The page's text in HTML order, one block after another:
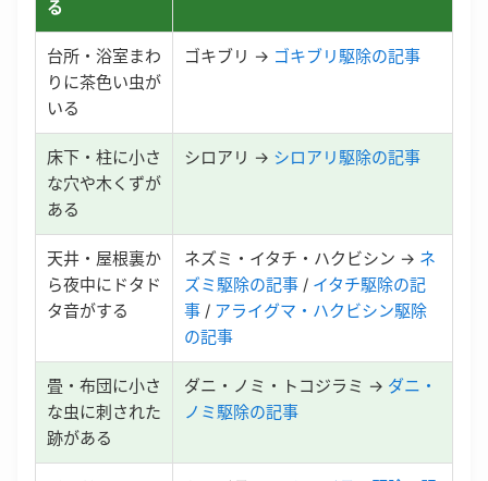
る
台所・浴室まわ
りに茶色い虫が
いる
ゴキブリ → ゴキブリ駆除の記事
床下・柱に小さ
な穴や木くずが
ある
シロアリ → シロアリ駆除の記事
天井・屋根裏か
ら夜中にドタド
タ音がする
ネズミ・イタチ・ハクビシン → ネ
ズミ駆除の記事 / イタチ駆除の記
事 / アライグマ・ハクビシン駆除
の記事
畳・布団に小さ
な虫に刺された
跡がある
ダニ・ノミ・トコジラミ → ダニ・
ノミ駆除の記事